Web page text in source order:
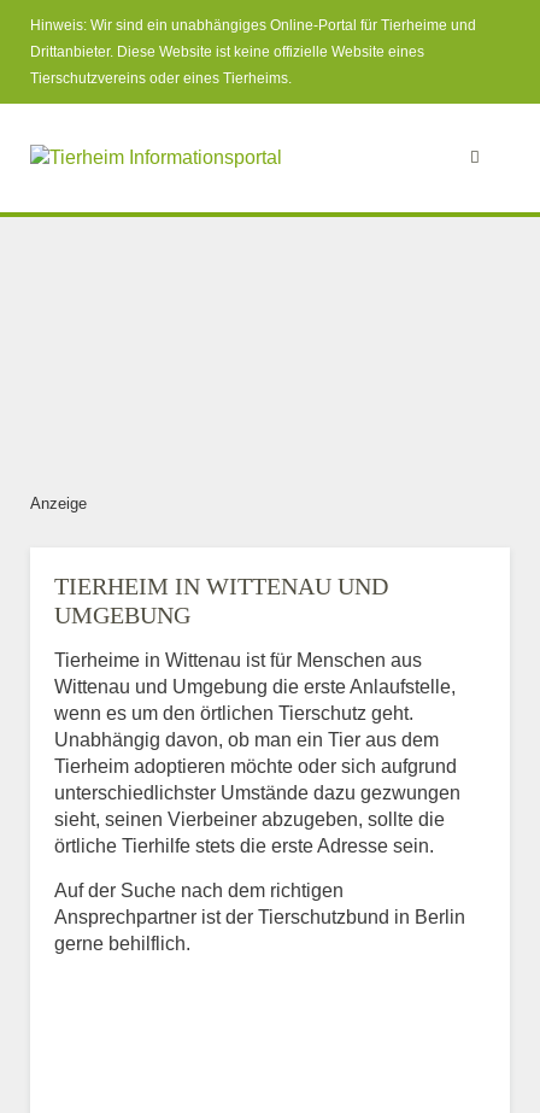
Hinweis: Wir sind ein unabhängiges Online-Portal für Tierheime und
Drittanbieter. Diese Website ist keine offizielle Website eines
Tierschutzvereins oder eines Tierheims.
Anzeige
TIERHEIM IN WITTENAU UND
UMGEBUNG
Tierheime in Wittenau ist für Menschen aus
Wittenau und Umgebung die erste Anlaufstelle,
wenn es um den örtlichen Tierschutz geht.
Unabhängig davon, ob man ein Tier aus dem
Tierheim adoptieren möchte oder sich aufgrund
unterschiedlichster Umstände dazu gezwungen
sieht, seinen Vierbeiner abzugeben, sollte die
örtliche Tierhilfe stets die erste Adresse sein.
Auf der Suche nach dem richtigen
Ansprechpartner ist der Tierschutzbund in Berlin
gerne behilflich.